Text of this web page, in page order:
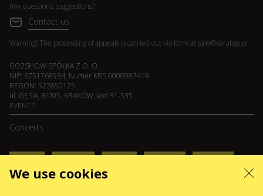
We use cookies
Any questions, suggestions?
Contact us
Warning! The processing of appeals is carried out via form atsale@karabas.pl
GO2SHOW SPÓŁKA Z O. O.
NIP: 6751768934, Numer KRS 0000987419
REGON: 522850125
ul. GĘSIA, 8/205, KRAKÓW, kod 31-535
EVENTS
Concerts